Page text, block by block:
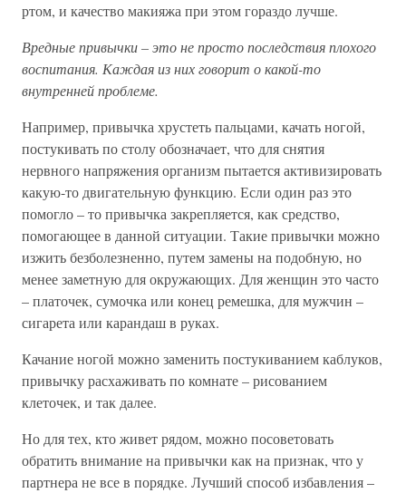
ртом, и качество макияжа при этом гораздо лучше.
Вредные привычки – это не просто последствия плохого
воспитания. Каждая из них говорит о какой-то
внутренней проблеме.
Например, привычка хрустеть пальцами, качать ногой,
постукивать по столу обозначает, что для снятия
нервного напряжения организм пытается активизировать
какую-то двигательную функцию. Если один раз это
помогло – то привычка закрепляется, как средство,
помогающее в данной ситуации. Такие привычки можно
изжить безболезненно, путем замены на подобную, но
менее заметную для окружающих. Для женщин это часто
– платочек, сумочка или конец ремешка, для мужчин –
сигарета или карандаш в руках.
Качание ногой можно заменить постукиванием каблуков,
привычку расхаживать по комнате – рисованием
клеточек, и так далее.
Но для тех, кто живет рядом, можно посоветовать
обратить внимание на привычки как на признак, что у
партнера не все в порядке. Лучший способ избавления –